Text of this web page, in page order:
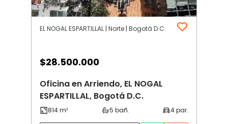
EL NOGAL ESPARTILLAL | Norte | Bogotá D.C.
$28.500.000
Oficina en Arriendo, EL NOGAL
ESPARTILLAL, Bogotá D.C.